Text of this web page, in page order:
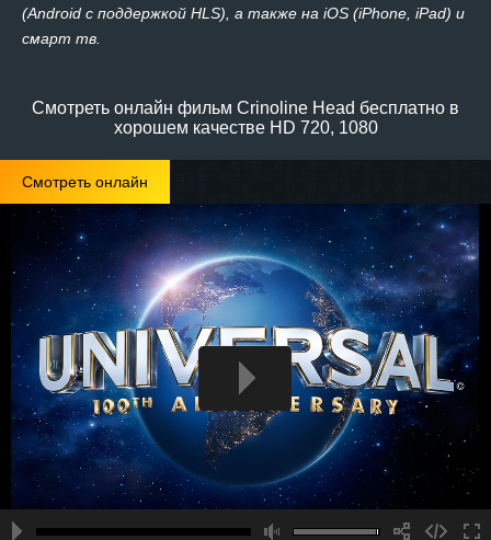
(Android с поддержкой HLS), а также на iOS (iPhone, iPad) и
смарт тв.
Смотреть онлайн фильм Crinoline Head бесплатно в
хорошем качестве HD 720, 1080
Смотреть онлайн